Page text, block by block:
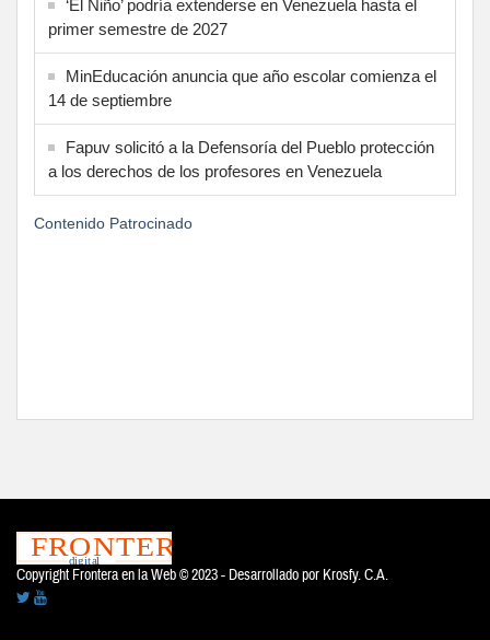
‘El Niño’ podría extenderse en Venezuela hasta el
primer semestre de 2027
MinEducación anuncia que año escolar comienza el
14 de septiembre
Fapuv solicitó a la Defensoría del Pueblo protección
a los derechos de los profesores en Venezuela
Contenido Patrocinado
Copyright Frontera en la Web © 2023 - Desarrollado por Krosfy. C.A.